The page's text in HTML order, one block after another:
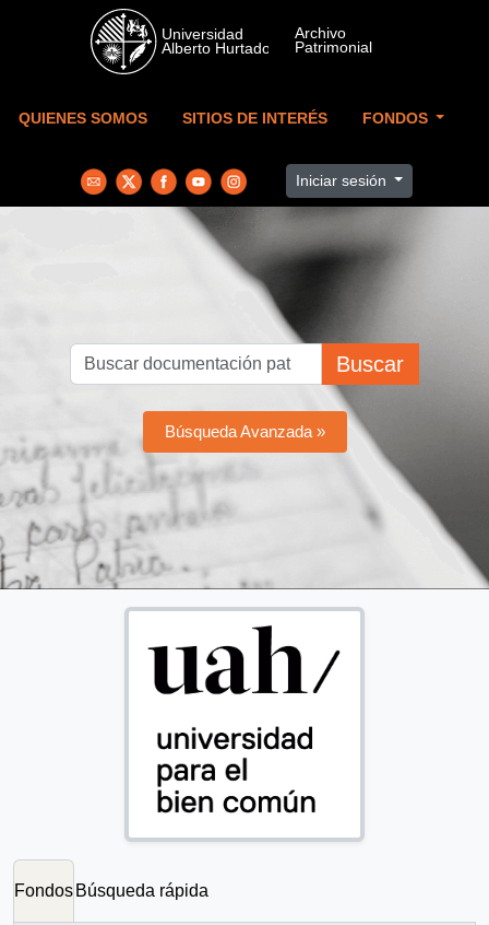
Skip to main content
QUIENES SOMOS SITIOS DE INTERÉS FONDOS
Iniciar sesión
Buscar
Búsqueda Avanzada »
Fondos Búsqueda rápida